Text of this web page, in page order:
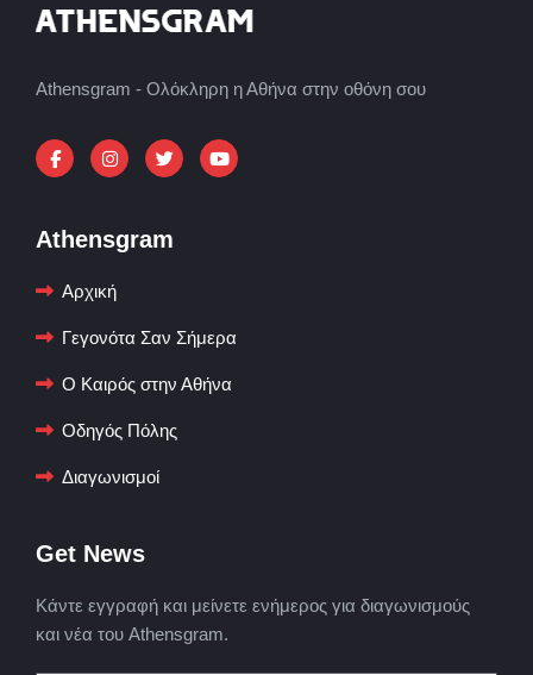
Athensgram - Ολόκληρη η Αθήνα στην οθόνη σου
Athensgram
Αρχική
Γεγονότα Σαν Σήμερα
Ο Καιρός στην Αθήνα
Οδηγός Πόλης
Διαγωνισμοί
Get News
Κάντε εγγραφή και μείνετε ενήμερος για διαγωνισμούς
και νέα του Athensgram.